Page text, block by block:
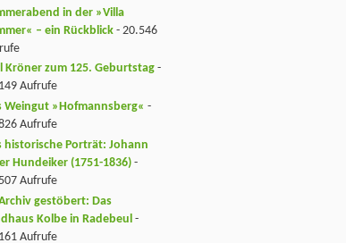
in der »Villa
– ein Rückblick - 20.546
Kröner zum 125. Geburtstag -
Aufrufe
Weingut »Hofmannsberg« -
Aufrufe
historische Porträt: Johann
Hundeiker (1751-1836) -
Aufrufe
gestöbert: Das
Kolbe in Radebeul -
Aufrufe